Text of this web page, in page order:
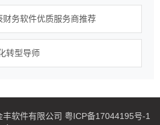
务软件优质服务商推荐
转型导师
软件有限公司 粤ICP备17044195号-1